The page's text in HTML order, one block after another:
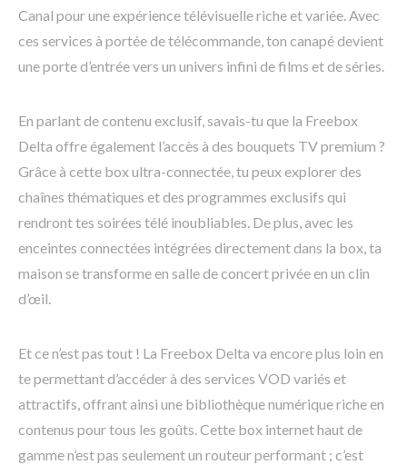
Canal pour une expérience télévisuelle riche et variée. Avec
ces services à portée de télécommande, ton canapé devient
une porte d’entrée vers un univers infini de films et de séries.
En parlant de contenu exclusif, savais-tu que la Freebox
Delta offre également l’accès à des bouquets TV premium ?
Grâce à cette box ultra-connectée, tu peux explorer des
chaînes thématiques et des programmes exclusifs qui
rendront tes soirées télé inoubliables. De plus, avec les
enceintes connectées intégrées directement dans la box, ta
maison se transforme en salle de concert privée en un clin
d’œil.
Et ce n’est pas tout ! La Freebox Delta va encore plus loin en
te permettant d’accéder à des services VOD variés et
attractifs, offrant ainsi une bibliothèque numérique riche en
contenus pour tous les goûts. Cette box internet haut de
gamme n’est pas seulement un routeur performant ; c’est